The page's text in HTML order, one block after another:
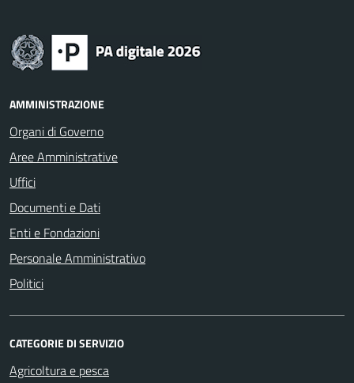
AMMINISTRAZIONE
Organi di Governo
Aree Amministrative
Uffici
Documenti e Dati
Enti e Fondazioni
Personale Amministrativo
Politici
CATEGORIE DI SERVIZIO
Agricoltura e pesca